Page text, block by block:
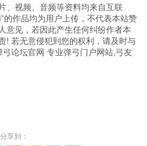
、视频、音频等资料均来自互联
的作品均为用户上传，不代表本站赞
意见，若因此产生任何纠纷作者本
! 若无意侵犯到您的权利，请及时与
弓论坛官网 专业弹弓门户网站,弓友
分享到：